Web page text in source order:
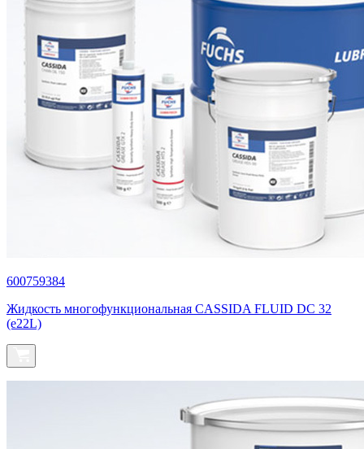
600759384
Жидкость многофункциональная CASSIDA FLUID DC 32
(e22L)